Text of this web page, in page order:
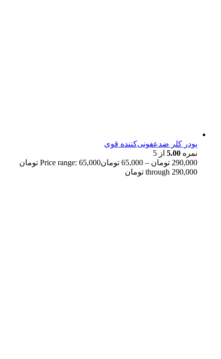
پودر کلر ضدعفونی‌کننده قوی
نمره 5.00 از 5
290,000 تومان –
65,000 تومان
Price range: 65,000 تومان
through 290,000 تومان